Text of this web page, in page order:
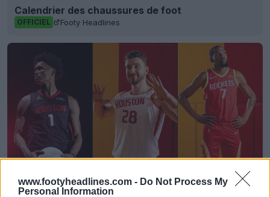
www.footyheadlines.com - Do Not Process My
Personal Information
Calendrier des chaussures de foot
OFFICIEL Footy Headlines